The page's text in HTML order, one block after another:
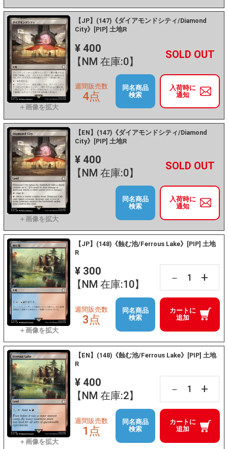
【JP】(147)《ダイアモンドシティ/Diamond
City》[PIP] 土地R
¥ 400
【NM 在庫:0】
－ +
入荷時に
通知
週間販売数
4点
同名商品
検索
【EN】(147)《ダイアモンドシティ/Diamond
City》[PIP] 土地R
¥ 400
【NM 在庫:0】
－ +
入荷時に
通知
同名商品
検索
【JP】(148)《蝕む池/Ferrous Lake》[PIP] 土地
R
¥ 300
【NM 在庫:10】
－ +
カートに
追加
週間販売数
3点
同名商品
検索
【EN】(148)《蝕む池/Ferrous Lake》[PIP] 土地
R
¥ 400
【NM 在庫:2】
－ +
カートに
追加
週間販売数
1点
同名商品
検索